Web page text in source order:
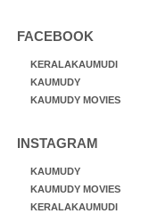
FACEBOOK
KERALAKAUMUDI
KAUMUDY
KAUMUDY MOVIES
INSTAGRAM
KAUMUDY
KAUMUDY MOVIES
KERALAKAUMUDI